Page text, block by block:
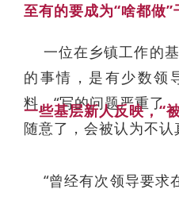
至有的要成为“啥都做”
一位在乡镇工作的
的事情，是有少数领
料。“写的问题严重了
随意了，会被认为不
一些基层新人反映，“
“曾经有次领导要求